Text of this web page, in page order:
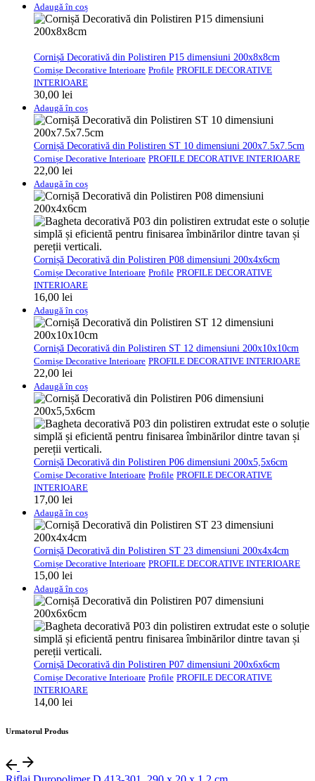
Adaugă în coș
Cornișă Decorativă din Polistiren P15 dimensiuni 200x8x8cm
Cornișe Decorative Interioare Profile PROFILE DECORATIVE
INTERIOARE
30,00 lei
Adaugă în coș
Cornișă Decorativă din Polistiren ST 10 dimensiuni 200x7.5x7.5cm
Cornișe Decorative Interioare PROFILE DECORATIVE INTERIOARE
22,00 lei
Adaugă în coș
Cornișă Decorativă din Polistiren P08 dimensiuni 200x4x6cm
Cornișe Decorative Interioare Profile PROFILE DECORATIVE
INTERIOARE
16,00 lei
Adaugă în coș
Cornișă Decorativă din Polistiren ST 12 dimensiuni 200x10x10cm
Cornișe Decorative Interioare PROFILE DECORATIVE INTERIOARE
22,00 lei
Adaugă în coș
Cornișă Decorativă din Polistiren P06 dimensiuni 200x5,5x6cm
Cornișe Decorative Interioare Profile PROFILE DECORATIVE
INTERIOARE
17,00 lei
Adaugă în coș
Cornișă Decorativă din Polistiren ST 23 dimensiuni 200x4x4cm
Cornișe Decorative Interioare PROFILE DECORATIVE INTERIOARE
15,00 lei
Adaugă în coș
Cornișă Decorativă din Polistiren P07 dimensiuni 200x6x6cm
Cornișe Decorative Interioare Profile PROFILE DECORATIVE
INTERIOARE
14,00 lei
Urmatorul Produs